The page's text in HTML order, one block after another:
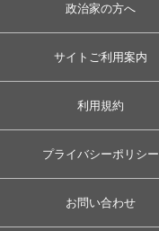
政治家の方へ
サイトご利用案内
利用規約
プライバシーポリシー
お問い合わせ